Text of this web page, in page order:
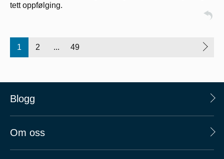
tett oppfølging.
1 2 ... 49
Blogg
Om oss